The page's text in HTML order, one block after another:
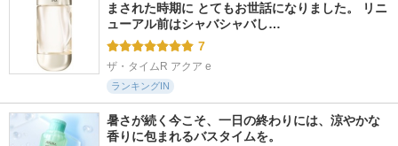
まされた時期に とてもお世話になりました。 リニ
ューアル前はシャバシャバし…
7
ザ・タイムR アクア e
ランキングIN
暑さが続く今こそ、一日の終わりには、涼やかな
香りに包まれるバスタイムを。